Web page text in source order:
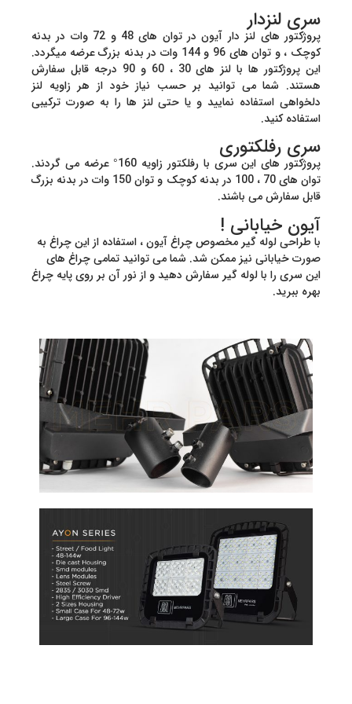
سری لنزدار
پروژکتور های لنز دار آیون در توان های 48 و 72 وات در بدنه
کوچک ، و توان های 96 و 144 وات در بدنه بزرگ عرضه میگردد.
این پروژکتور ها با لنز های 30 ، 60 و 90 درجه قابل سفارش
هستند. شما می توانید بر حسب نیاز خود از هر زاویه لنز
دلخواهی استفاده نمایید و یا حتی لنز ها را به صورت ترکیبی
استفاده کنید.
سری رفلکتوری
پروژکتور های این سری با رفلکتور زاویه 160° عرضه می گردند.
توان های 70 ، 100 در بدنه کوچک و توان 150 وات در بدنه بزرگ
قابل سفارش می باشند.
آیون خیابانی !
با طراحی لوله گیر مخصوص چراغ آیون ، استفاده از این چراغ به
صورت خیابانی نیز ممکن شد. شما می توانید تمامی چراغ های
این سری را با لوله گیر سفارش دهید و از نور آن بر روی پایه چراغ
بهره ببرید.